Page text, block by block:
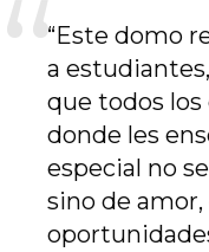
“Este domo
a
que todos los
donde les
especial no
sino de